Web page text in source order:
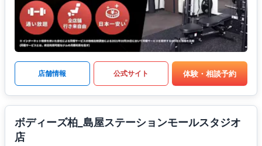
店舗情報 公式サイト 体験・相談予約
ボディーズ柏_島屋ステーションモールスタジオ
店